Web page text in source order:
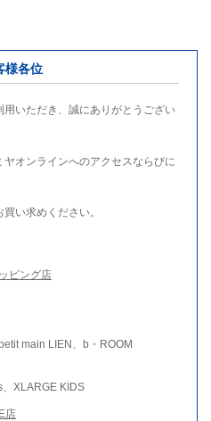
様各位
いただき、誠にありがとうござい
オンラインへのアクセスならびに
い求めください。
ピング店
main LIEN、b・ROOM
XLARGE KIDS
店